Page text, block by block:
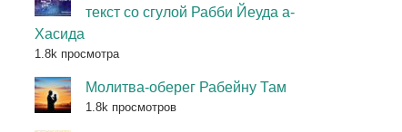
текст со сгулой Рабби Йеуда а-
Хасида
1.8k просмотра
Молитва-оберег Рабейну Там
1.8k просмотров